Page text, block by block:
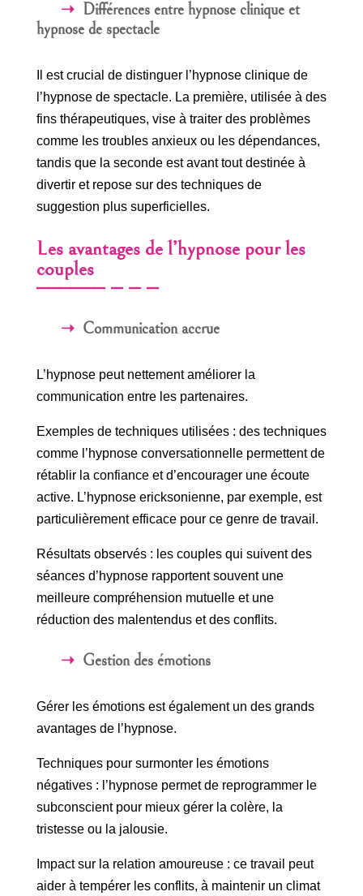
Différences entre hypnose clinique et
hypnose de spectacle
Il est crucial de distinguer l’hypnose clinique de
l’hypnose de spectacle. La première, utilisée à des
fins thérapeutiques, vise à traiter des problèmes
comme les troubles anxieux ou les dépendances,
tandis que la seconde est avant tout destinée à
divertir et repose sur des techniques de
suggestion plus superficielles.
Les avantages de l’hypnose pour les
couples
Communication accrue
L’hypnose peut nettement améliorer la
communication entre les partenaires.
Exemples de techniques utilisées : des techniques
comme l’hypnose conversationnelle permettent de
rétablir la confiance et d’encourager une écoute
active. L’hypnose ericksonienne, par exemple, est
particulièrement efficace pour ce genre de travail.
Résultats observés : les couples qui suivent des
séances d’hypnose rapportent souvent une
meilleure compréhension mutuelle et une
réduction des malentendus et des conflits.
Gestion des émotions
Gérer les émotions est également un des grands
avantages de l’hypnose.
Techniques pour surmonter les émotions
négatives : l’hypnose permet de reprogrammer le
subconscient pour mieux gérer la colère, la
tristesse ou la jalousie.
Impact sur la relation amoureuse : ce travail peut
aider à tempérer les conflits, à maintenir un climat